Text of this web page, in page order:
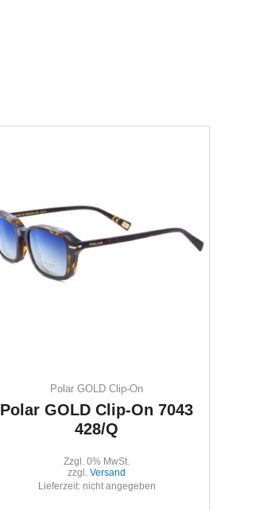
Polar GOLD Clip-On
Polar GOLD Clip-On 7043
428/Q
Zzgl. 0% MwSt.
zzgl. Versand
Lieferzeit: nicht angegeben